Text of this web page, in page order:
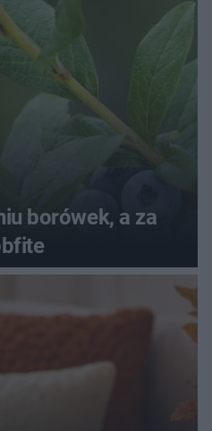
borówek, a za